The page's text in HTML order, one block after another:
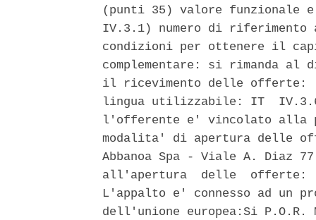
(punti 35) valore funzionale
IV.3.1) numero di
condizioni per ottenere il
complementare: si rimanda
il ricevimento delle offerte:
lingua utilizzabile: IT
l'offerente e' vincolato alla
modalita' di apertura delle
Abbanoa Spa - Viale A. Diaz
all'apertura  delle  offerte:
L'appalto e' connesso ad un
dell'unione europea:Si